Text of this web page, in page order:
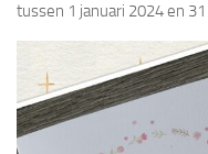
tussen 1 januari 2024 en